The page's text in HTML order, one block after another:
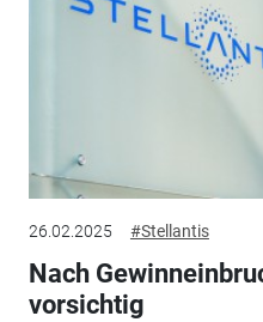
26.02.2025 #Stellantis
Nach
vorsichtig